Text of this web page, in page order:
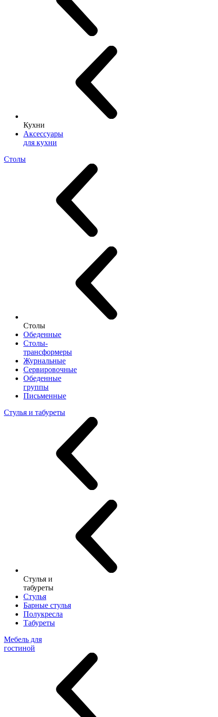
Кухни
Аксессуары
для кухни
Столы
Столы
Обеденные
Столы-
трансформеры
Журнальные
Сервировочные
Обеденные
группы
Письменные
Стулья и табуреты
Стулья и
табуреты
Стулья
Барные стулья
Полукресла
Табуреты
Мебель для
гостиной